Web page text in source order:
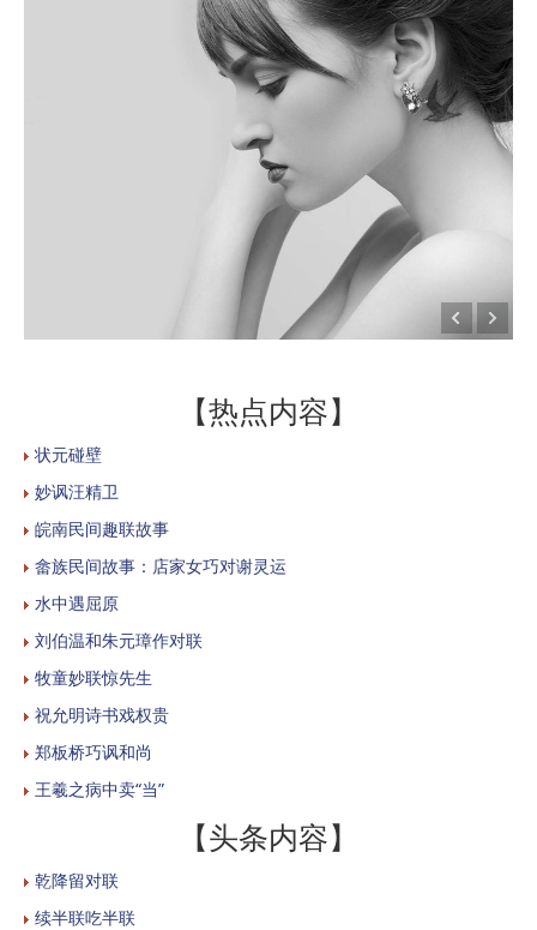
【热点内容】
状元碰壁
妙讽汪精卫
皖南民间趣联故事
畲族民间故事：店家女巧对谢灵运
水中遇屈原
刘伯温和朱元璋作对联
牧童妙联惊先生
祝允明诗书戏权贵
郑板桥巧讽和尚
王羲之病中卖“当”
【头条内容】
乾降留对联
续半联吃半联